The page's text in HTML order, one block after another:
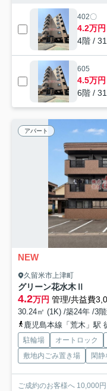
402〇
4.2万円
4階 /
605
4.5万円
6階 /
アパート
NEW
久留米市上津町
グリーン花水木Ⅱ
4.2万円 管理/共益費
30.24㎡ (1K) /築24年 /3
鹿児島本線「荒木」駅
駐輪場 オートロック
敷地内ごみ置き場
閑
ご成約のお客様へ 10,000